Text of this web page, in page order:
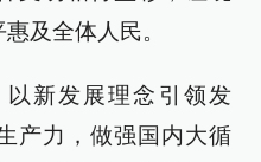
及全体人民。
新发展理念引领发
产力，做强国内大循